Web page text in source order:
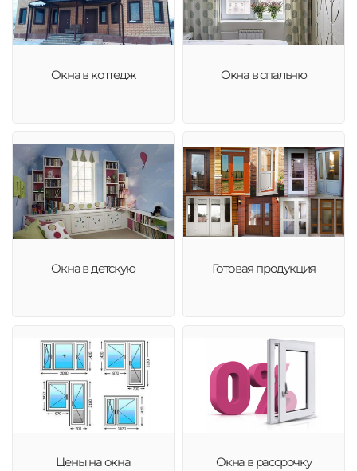
Окна в коттедж Окна в спальню
Окна в детскую Готовая продукция
Цены на окна Окна в рассрочку